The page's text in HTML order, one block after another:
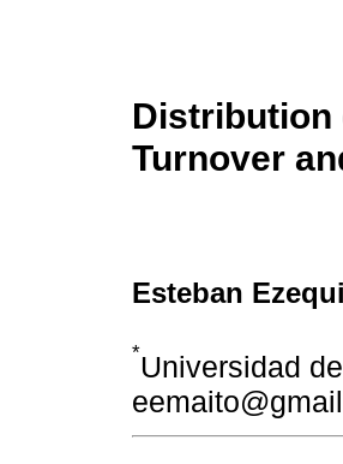
Distribution
Turnover
Esteban
*Universidad